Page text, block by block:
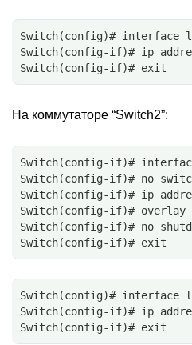
Switch(config)# interface
Switch(config-if)# ip
Switch(config-if)# exit
На коммутаторе “Switch2”:
Switch(config-if)#
Switch(config-if)# no
Switch(config-if)# ip
Switch(config-if)# overlay
Switch(config-if)# no
Switch(config-if)# exit
Switch(config)# interface
Switch(config-if)# ip
Switch(config-if)# exit